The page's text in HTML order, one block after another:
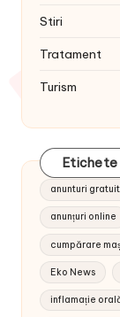
Stiri
Tratament
Turism
Etichete
anunturi
anunțuri online
cumpărare
Eko News
inflamație